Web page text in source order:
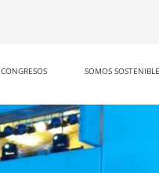
CONGRESOS SOMOS